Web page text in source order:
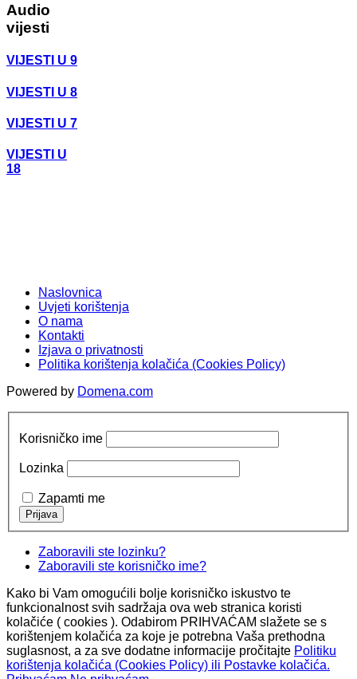
Audio
vijesti
VIJESTI U 9
VIJESTI U 8
VIJESTI U 7
VIJESTI U
18
Naslovnica
Uvjeti korištenja
O nama
Kontakti
Izjava o privatnosti
Politika korištenja kolačića (Cookies Policy)
Powered by Domena.com
Korisničko ime
Lozinka
Zapamti me
Zaboravili ste lozinku?
Zaboravili ste korisničko ime?
Kako bi Vam omogućili bolje korisničko iskustvo te
funkcionalnost svih sadržaja ova web stranica koristi
kolačiće ( cookies ). Odabirom PRIHVAĆAM slažete se s
korištenjem kolačića za koje je potrebna Vaša prethodna
suglasnost, a za sve dodatne informacije pročitajte Politiku
korištenja kolačića (Cookies Policy) ili Postavke kolačića.